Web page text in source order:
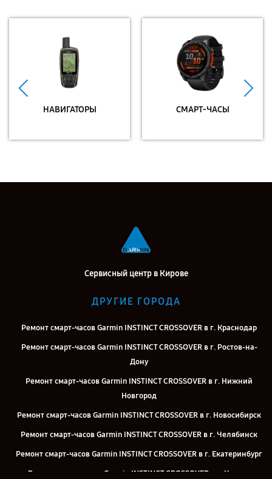
НАВИГАТОРЫ СМАРТ-ЧАСЫ
Сервисный центр в Кирове
ДРУГИЕ ГОРОДА
Ремонт смарт-часов Garmin INSTINCT CROSSOVER в г. Краснодар
Ремонт смарт-часов Garmin INSTINCT CROSSOVER в г. Ростов-на-
Дону
Ремонт смарт-часов Garmin INSTINCT CROSSOVER в г. Нижний
Новгород
Ремонт смарт-часов Garmin INSTINCT CROSSOVER в г. Новосибирск
Ремонт смарт-часов Garmin INSTINCT CROSSOVER в г. Челябинск
Ремонт смарт-часов Garmin INSTINCT CROSSOVER в г. Екатеринбург
Ремонт смарт-часов Garmin INSTINCT CROSSOVER в г. Казань